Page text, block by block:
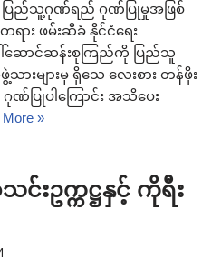
က် ပြည်သူ့ဂုဏ်ရည် ဂုဏ်ပြုမှုအဖြစ်
ား ဖမ်းဆီခံ နိုင်ငံရေး
ါ်ဆောင်ဆန်းစုကြည်ကို ပြည်သူ
းများမှ ရိုသေ လေးစား တန်ဖိုး
ဂုဏ်ပြုပါကြောင်း အသိပေး
More »
ဥက္ကဋ္ဌနှင့် ကိုရီး